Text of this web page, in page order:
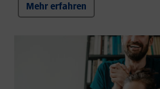
Mehr erfahren